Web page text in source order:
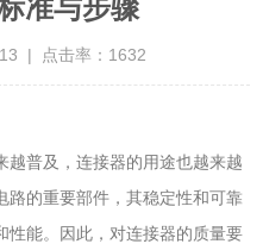
准与步骤
| 点击率：1632
越普及，连接器的用途也越来越
路的重要部件，其稳定性和可靠
性能。因此，对连接器的质量要